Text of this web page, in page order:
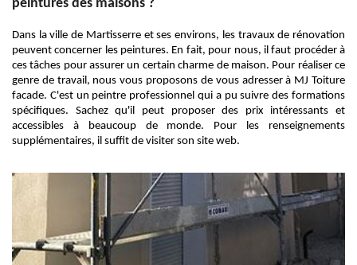
peintures des maisons ?
Dans la ville de Martisserre et ses environs, les travaux de rénovation
peuvent concerner les peintures. En fait, pour nous, il faut procéder à
ces tâches pour assurer un certain charme de maison. Pour réaliser ce
genre de travail, nous vous proposons de vous adresser à MJ Toiture
facade. C'est un peintre professionnel qui a pu suivre des formations
spécifiques. Sachez qu'il peut proposer des prix intéressants et
accessibles à beaucoup de monde. Pour les renseignements
supplémentaires, il suffit de visiter son site web.